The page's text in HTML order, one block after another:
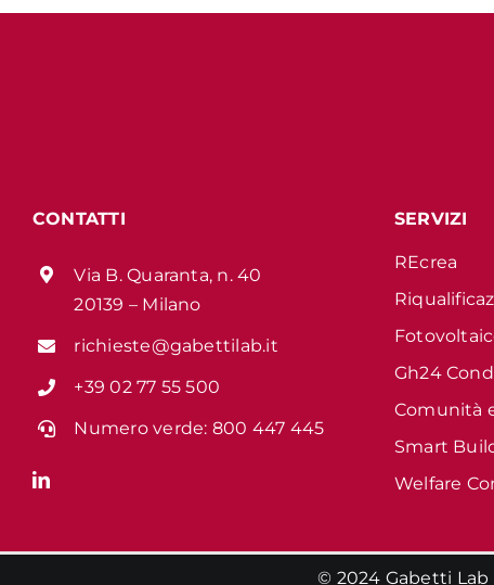
CONTATTI
Via B. Quaranta, n. 40
20139 – Milano
richieste@gabettilab.it
+39 02 77 55 500
Numero verde: 800 447 445
SERVIZI
REcrea
Gh24
Comunità
Smart
Welfare
© 2024 Gabetti Lab